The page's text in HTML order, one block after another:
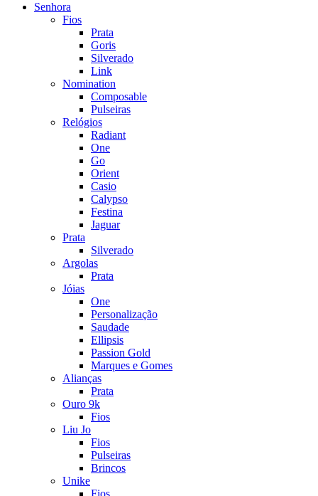
Senhora
Fios
Prata
Goris
Silverado
Link
Nomination
Composable
Pulseiras
Relógios
Radiant
One
Go
Orient
Casio
Calypso
Festina
Jaguar
Prata
Silverado
Argolas
Prata
Jóias
One
Personalização
Saudade
Ellipsis
Passion Gold
Marques e Gomes
Alianças
Prata
Ouro 9k
Fios
Liu Jo
Fios
Pulseiras
Brincos
Unike
Fios